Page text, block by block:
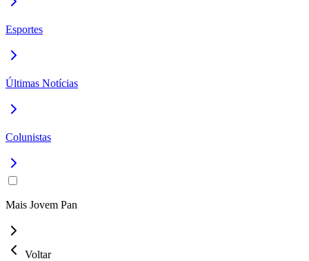
Esportes
Últimas Notícias
Colunistas
Mais Jovem Pan
Voltar